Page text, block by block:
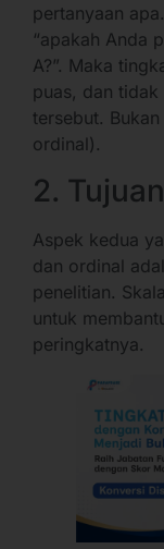
pertanyaan
“apakah Anda
A?”. Maka
puas, dan
tersebut.
ordinal).
2. Tujuan
Aspek kedua
dan ordinal
penelitian.
untuk
peringkatnya.